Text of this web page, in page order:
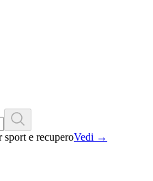
sport e recuperoVedi →